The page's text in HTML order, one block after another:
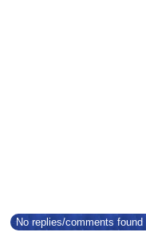
No replies/comments